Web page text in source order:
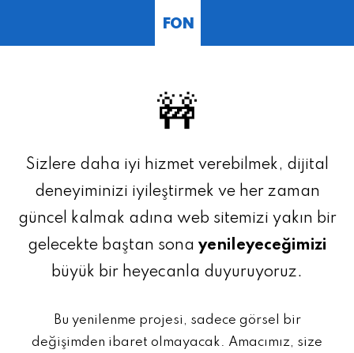
FON
🚧
Sizlere daha iyi hizmet verebilmek, dijital
deneyiminizi iyileştirmek ve her zaman
güncel kalmak adına web sitemizi yakın bir
gelecekte baştan sona yenileyeceğimizi
büyük bir heyecanla duyuruyoruz.
Bu yenilenme projesi, sadece görsel bir
değişimden ibaret olmayacak. Amacımız, size